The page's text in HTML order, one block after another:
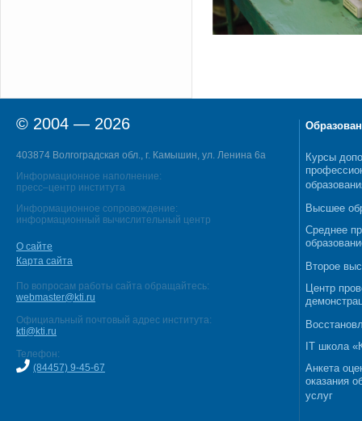
© 2004 — 2026
403874 Волгоградская обл., г. Камышин, ул. Ленина 6а
Информационное наполнение:
пресс–центр института
Информационное сопровождение:
информационный вычислительный центр
О сайте
Карта сайта
По вопросам работы сайта обращайтесь:
webmaster@kti.ru
Официальный почтовый адрес института:
kti@kti.ru
Телефон:
(84457) 9-45-67
Курсы
Высшее
Среднее
Второе
Центр
IT школа
Анкета
оказания
услуг